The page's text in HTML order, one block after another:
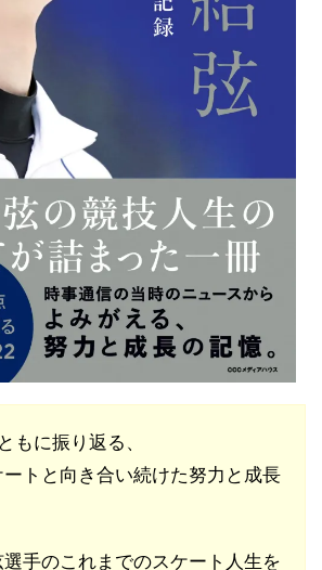
もに振り返る、
トと向き合い続けた努力と成長
手のこれまでのスケート人生を